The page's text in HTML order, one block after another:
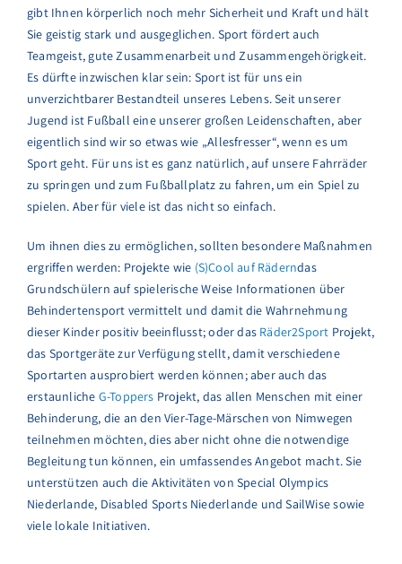
gibt Ihnen körperlich noch mehr Sicherheit und Kraft und hält
Sie geistig stark und ausgeglichen. Sport fördert auch
Teamgeist, gute Zusammenarbeit und Zusammengehörigkeit.
Es dürfte inzwischen klar sein: Sport ist für uns ein
unverzichtbarer Bestandteil unseres Lebens. Seit unserer
Jugend ist Fußball eine unserer großen Leidenschaften, aber
eigentlich sind wir so etwas wie „Allesfresser“, wenn es um
Sport geht. Für uns ist es ganz natürlich, auf unsere Fahrräder
zu springen und zum Fußballplatz zu fahren, um ein Spiel zu
spielen. Aber für viele ist das nicht so einfach.
Um ihnen dies zu ermöglichen, sollten besondere Maßnahmen
ergriffen werden: Projekte wie (S)Cool auf Räderndas
Grundschülern auf spielerische Weise Informationen über
Behindertensport vermittelt und damit die Wahrnehmung
dieser Kinder positiv beeinflusst; oder das Räder2Sport Projekt,
das Sportgeräte zur Verfügung stellt, damit verschiedene
Sportarten ausprobiert werden können; aber auch das
erstaunliche G-Toppers Projekt, das allen Menschen mit einer
Behinderung, die an den Vier-Tage-Märschen von Nimwegen
teilnehmen möchten, dies aber nicht ohne die notwendige
Begleitung tun können, ein umfassendes Angebot macht. Sie
unterstützen auch die Aktivitäten von Special Olympics
Niederlande, Disabled Sports Niederlande und SailWise sowie
viele lokale Initiativen.